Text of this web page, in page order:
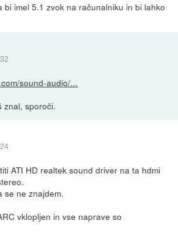
bi imel 5.1 zvok na računalniku in bi lahko
sound-audio/...
znal, sporoči.
ATI HD realtek sound driver na ta hdmi
se ne znajdem.
vklopljen in vse naprave so